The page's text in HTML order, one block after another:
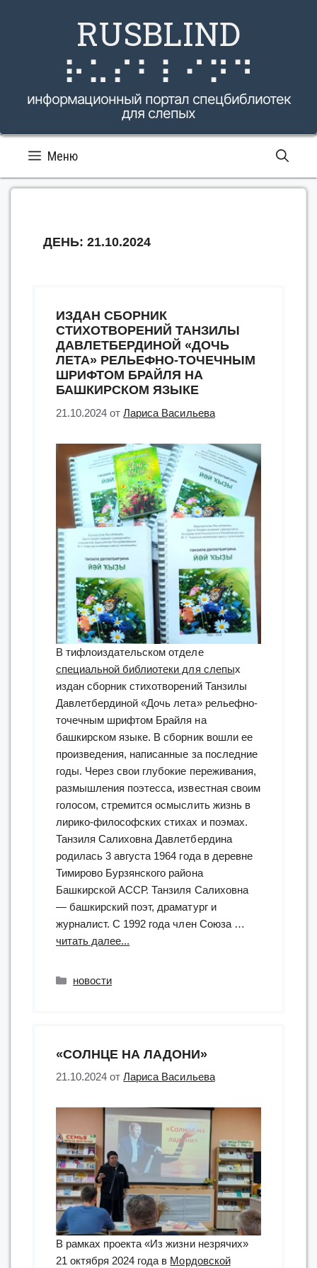
RUSBLIND
⠗⠥⠎⠃⠇⠊⠝⠙
информационный портал спецбиблиотек
для слепых
Меню
ДЕНЬ: 21.10.2024
ИЗДАН СБОРНИК
СТИХОТВОРЕНИЙ ТАНЗИЛЫ
ДАВЛЕТБЕРДИНОЙ «ДОЧЬ
ЛЕТА» РЕЛЬЕФНО-ТОЧЕЧНЫМ
ШРИФТОМ БРАЙЛЯ НА
БАШКИРСКОМ ЯЗЫКЕ
21.10.2024 отЛариса Васильева
В тифлоиздательском отделе
специальной библиотеки для слепых
издан сборник стихотворений Танзилы
Давлетбердиной «Дочь лета» рельефно-
точечным шрифтом Брайля на
башкирском языке. В сборник вошли ее
произведения, написанные за последние
годы. Через свои глубокие переживания,
размышления поэтесса, известная своим
голосом, стремится осмыслить жизнь в
лирико-философских стихах и поэмах.
Танзиля Салиховна Давлетбердина
родилась 3 августа 1964 года в деревне
Тимирово Бурзянского района
Башкирской АССР. Танзиля Салиховна
— башкирский поэт, драматург и
журналист. С 1992 года член Союза …
читать далее...
рельефно-
точечным
Брайля
на
башкирском
языке”
Рубрики
новости
«СОЛНЦЕ НА ЛАДОНИ»
21.10.2024 отЛариса Васильева
В рамках проекта «Из жизни незрячих»
21 октября 2024 года в Мордовской